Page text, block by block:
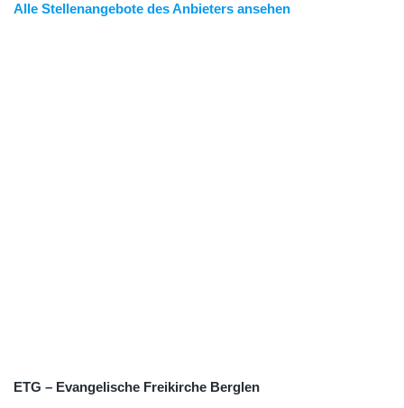
Alle Stellenangebote des Anbieters ansehen
ETG – Evangelische Freikirche Berglen